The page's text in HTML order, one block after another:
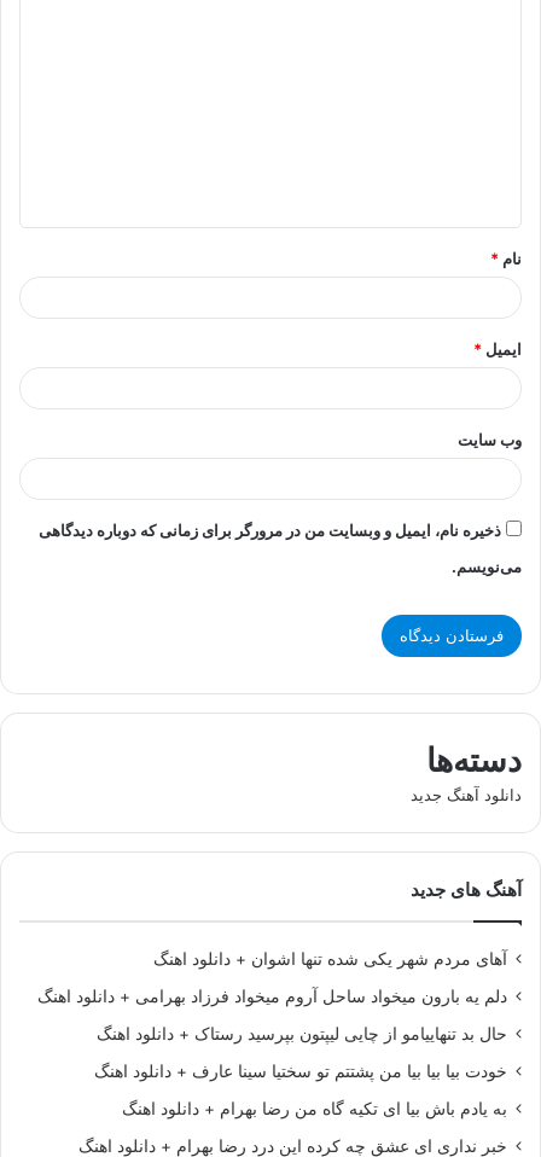
*
نام *
ایمیل *
وب‌ سایت
ذخیره نام، ایمیل و وبسایت من در مرورگر برای زمانی که دوباره دیدگاهی
می‌نویسم.
دسته‌ها
دانلود آهنگ جدید
آهنگ های جدید
آهای مردم شهر یکی شده تنها اشوان + دانلود اهنگ
دلم یه بارون میخواد ساحل آروم میخواد فرزاد بهرامی + دانلود اهنگ
حال بد تنهاییامو از چایی لیپتون بپرسید رستاک + دانلود اهنگ
خودت بیا بیا بیا من پشتتم تو سختیا سینا عارف + دانلود اهنگ
به یادم باش بیا ای تکیه گاه من رضا بهرام + دانلود اهنگ
خبر نداری ای عشق چه کرده این درد رضا بهرام + دانلود اهنگ